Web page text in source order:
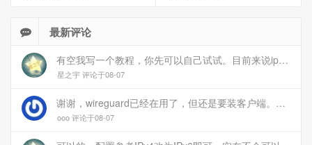
最新评论
有空我写一个教程，你先可以自己试试。目前来说ipv6应该没问题的。
星之宇 评论于08-07
谢谢，wireguard已经在用了，但还是要装客户端。您这个方案连客户端都免了
ooo 评论于08-07